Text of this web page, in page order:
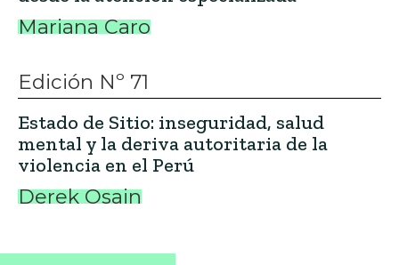
Mariana Caro
Edición Nº 71
Estado de Sitio: inseguridad, salud
mental y la deriva autoritaria de la
violencia en el Perú
Derek Osain